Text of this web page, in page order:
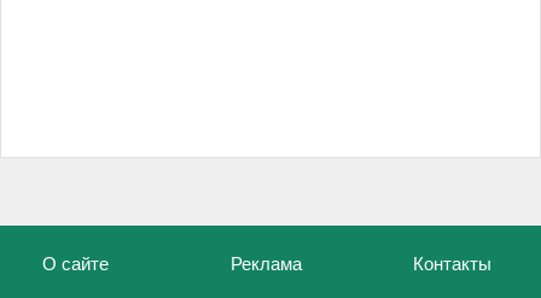
О сайте Реклама Контакты